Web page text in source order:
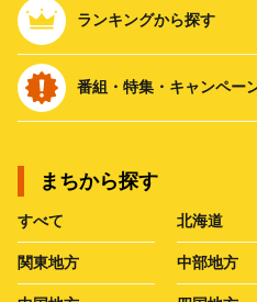
ランキングから探す
番組・特集・キャンペー
まちから探す
すべて 北海道
関東地方 中部地方